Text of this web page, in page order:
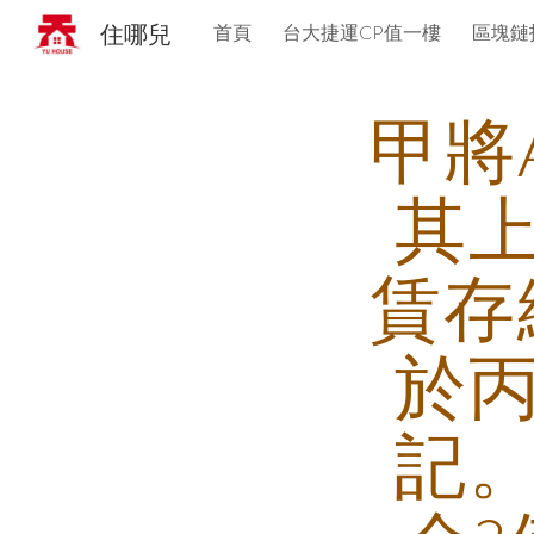
住哪兒 首頁 台大捷運CP值一樓 區塊
甲
其
賃
於
記